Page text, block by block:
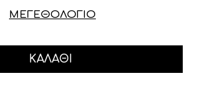
ΚΑΛΆΘΙ
ΜΕΓΕΘΟΛΟΓΙΟ